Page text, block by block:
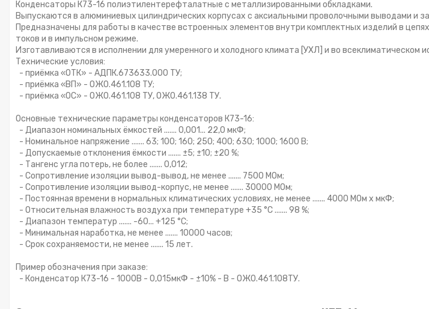
Конденсаторы К73-16 полиэтилентерефталатные с металлизированными обкладками.
Выпускаются в алюминиевых цилиндрических корпусах с аксиальными проволочными выводами и
Предназначены для работы в качестве встроенных элементов внутри комплектных изделий в
токов и в импульсном режиме.
Изготавливаются в исполнении для умеренного и холодного климата [УХЛ] и во всеклиматическом
Технические условия:
- приёмка «ОТК» - АДПК.673633.000 ТУ;
- приёмка «ВП» - ОЖ0.461.108 ТУ;
- приёмка «ОС» - ОЖ0.461.108 ТУ, ОЖ0.461.138 ТУ.
Основные технические параметры конденсаторов К73-16:
- Диапазон номинальных ёмкостей ....... 0,001... 22,0 мкФ;
- Номинальное напряжение ....... 63; 100; 160; 250; 400; 630; 1000; 1600 В;
- Допускаемые отклонения ёмкости ....... ±5; ±10; ±20 %;
- Тангенс угла потерь, не более ....... 0,012;
- Сопротивление изоляции вывод-вывод, не менее ....... 7500 МОм;
- Сопротивление изоляции вывод-корпус, не менее ....... 30000 МОм;
- Постоянная времени в нормальных климатических условиях, не менее ....... 4000 МОм х мкФ;
- Относительная влажность воздуха при температуре +35 °C ....... 98 %;
- Диапазон температур ....... -60... +125 °С;
- Минимальная наработка, не менее ....... 10000 часов;
- Срок сохраняемости, не менее ....... 15 лет.
Пример обозначения при заказе:
- Конденсатор К73-16 - 1000В - 0,015мкФ - ±10% - В - ОЖ0.461.108ТУ.